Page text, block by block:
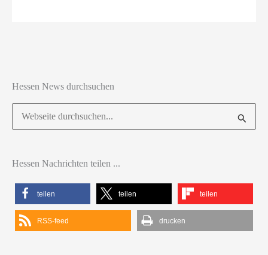
Hessen News durchsuchen
Suchen
nach:
Hessen Nachrichten teilen ...
teilen teilen teilen
RSS-feed drucken